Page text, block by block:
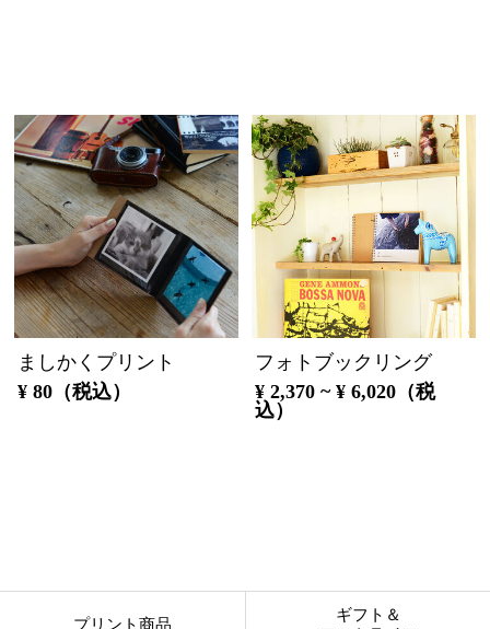
ましかくプリント
¥ 80（税込）
フォトブックリング
¥ 2,370 ~ ¥ 6,020（税
込）
プリント商品
ギフト＆